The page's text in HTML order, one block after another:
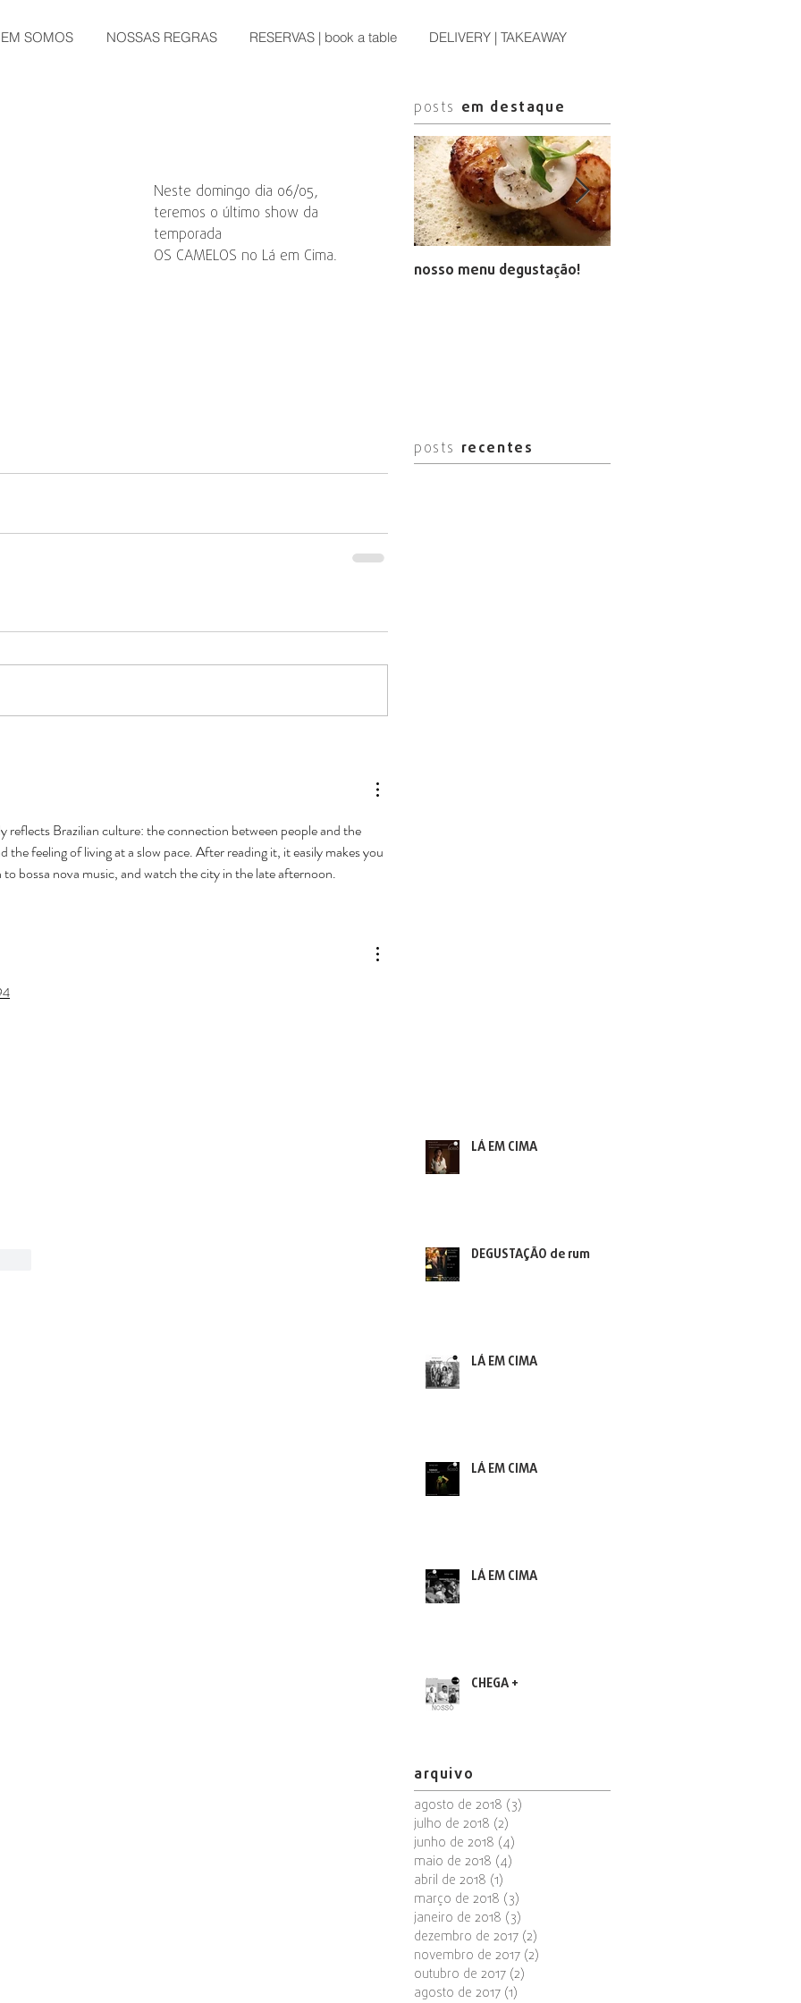
SOMOS NOSSAS REGRAS RESERVAS | book a table DELIVERY | TAKEAWAY
Neste domingo dia 06/05,
teremos o último show da
temporada
OS CAMELOS no Lá em Cima.
reflects Brazilian culture: the connection between people and the
the feeling of living at a slow pace. After reading it, it easily makes you
bossa nova music, and watch the city in the late afternoon.
posts em destaque
nosso menu degustação!
posts recentes
LÁ EM CIMA
DEGUSTAÇÃO de rum
LÁ EM CIMA
LÁ EM CIMA
LÁ EM CIMA
CHEGA +
arquivo
agosto de 2018 (3)
julho de 2018 (2)
junho de 2018 (4)
maio de 2018 (4)
abril de 2018 (1)
março de 2018 (3)
janeiro de 2018 (3)
dezembro de 2017 (2)
novembro de 2017 (2)
outubro de 2017 (2)
agosto de 2017 (1)